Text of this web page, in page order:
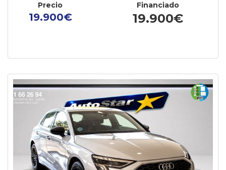
Precio
19.900€
Financiado
19.900€